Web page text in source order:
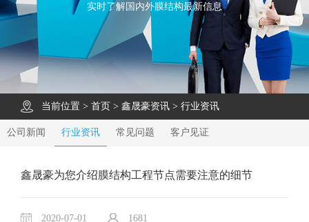
实时了解国内外膜结构最新信息
当前位置 > 首页 > 鑫晟豪资讯 > 行业资讯
公司新闻 行业资讯 常见问题 客户见证
鑫晟豪为您介绍膜结构工程节点需要注意的细节
2020-07-01 1681